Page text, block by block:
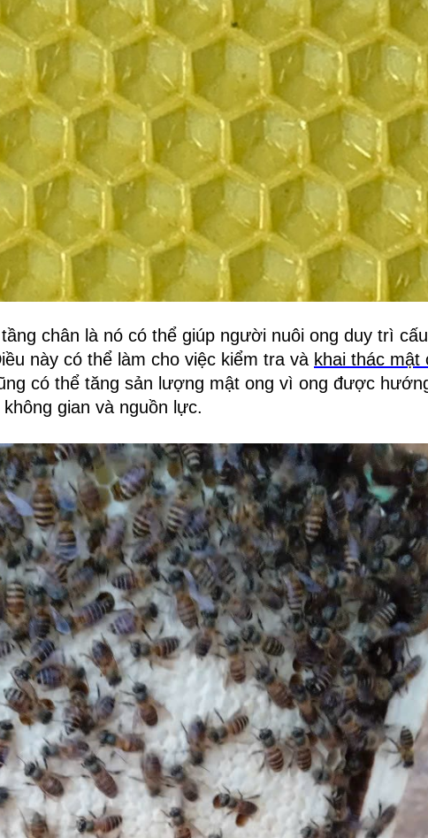
chân là nó có thể giúp người nuôi ong duy trì
này có thể làm cho việc kiểm tra và khai thác mật
có thể tăng sản lượng mật ong vì ong được
gian và nguồn lực.